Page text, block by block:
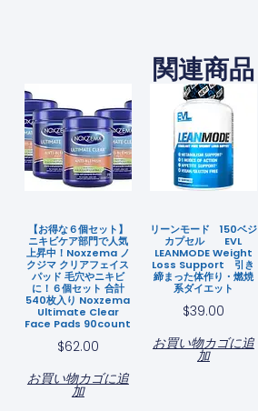
関連商品
【お得な６個セット】
ニキビケア部門で人気
上昇中！Noxzema ノ
クジマ クリアフェイス
パッド 毛穴やニキビ
に！６個セット 合計
540枚入り Noxzema
Ultimate Clear
Face Pads 90count
$62.00
お買い物カゴに追
加
リーンモード 150ベジ
カプセル EVL
LEANMODE Weight
Loss Support 引き
締まった体作り・燃焼
系ダイエット
$39.00
お買い物カゴに追
加